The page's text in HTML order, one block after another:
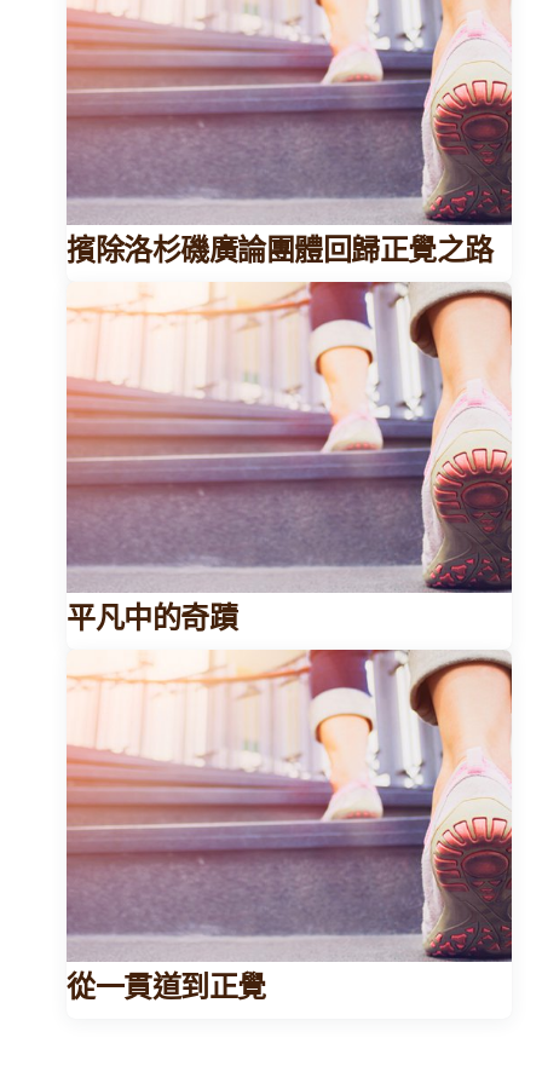
擯除洛杉磯廣論團體回歸正覺之路
平凡中的奇蹟
從一貫道到正覺